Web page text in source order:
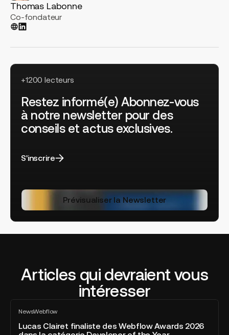
Thomas Labonne
Co-fondateur
+1200 lecteurs
Restez informé(e) Abonnez-vous
à notre newsletter pour des
conseils et actus exclusives.
S'inscrire
Prévisualiser la Newsletter
Articles qui devraient vous
intéresser
NewsWebflow
Tout
voir
Lucas Clairet finaliste des Webflow Awards 2026
Lucas
Clairet
finaliste